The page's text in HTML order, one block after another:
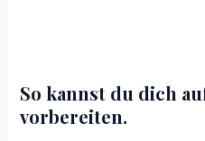
So kannst du dich
vorbereiten.